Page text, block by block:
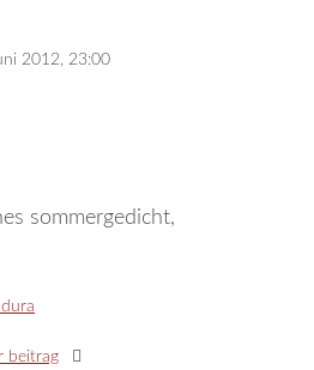
2012, 23:00
sommergedicht,
beitrag